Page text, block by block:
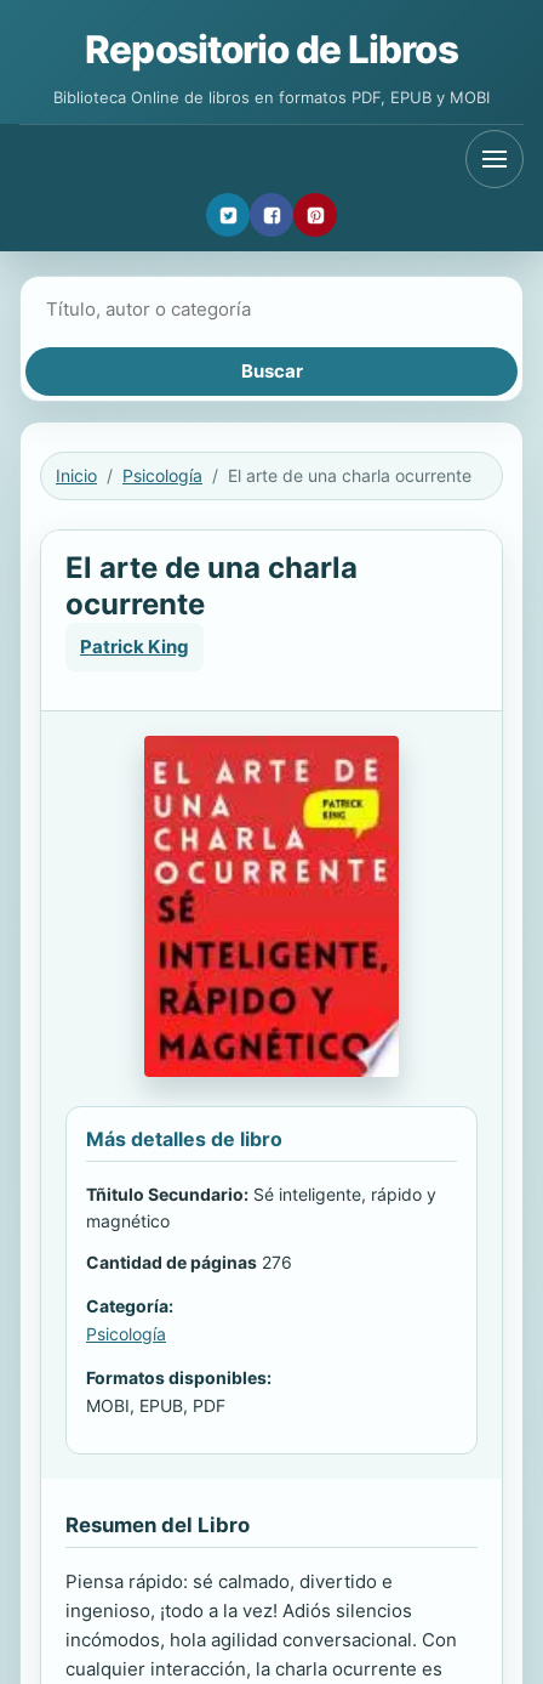
Repositorio de Libros
Biblioteca Online de libros en formatos PDF, EPUB y MOBI
Inicio Psicología El arte de una charla ocurrente
El arte de una charla
ocurrente
Patrick King
Más detalles de libro
Tñitulo Secundario: Sé inteligente, rápido y
magnético
Cantidad de páginas 276
Categoría:
Psicología
Formatos disponibles:
MOBI, EPUB, PDF
Resumen del Libro
Piensa rápido: sé calmado, divertido e
ingenioso, ¡todo a la vez! Adiós silencios
incómodos, hola agilidad conversacional. Con
cualquier interacción, la charla ocurrente es